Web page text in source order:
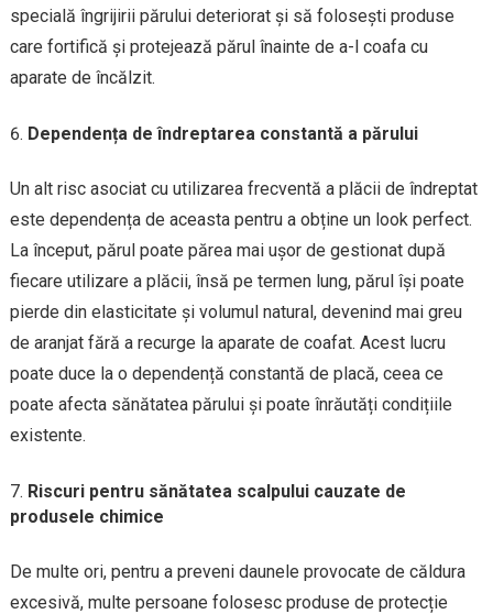
specială îngrijirii părului deteriorat și să folosești produse
care fortifică și protejează părul înainte de a-l coafa cu
aparate de încălzit.
Dependența de îndreptarea constantă a părului
Un alt risc asociat cu utilizarea frecventă a plăcii de îndreptat
este dependența de aceasta pentru a obține un look perfect.
La început, părul poate părea mai ușor de gestionat după
fiecare utilizare a plăcii, însă pe termen lung, părul își poate
pierde din elasticitate și volumul natural, devenind mai greu
de aranjat fără a recurge la aparate de coafat. Acest lucru
poate duce la o dependență constantă de placă, ceea ce
poate afecta sănătatea părului și poate înrăutăți condițiile
existente.
Riscuri pentru sănătatea scalpului cauzate de
produsele chimice
De multe ori, pentru a preveni daunele provocate de căldura
excesivă, multe persoane folosesc produse de protecție